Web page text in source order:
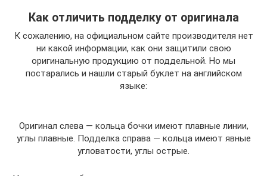
Как отличить подделку от оригинала
К сожалению, на официальном сайте производителя нет
ни какой информации, как они защитили свою
оригинальную продукцию от поддельной. Но мы
постарались и нашли старый буклет на английском
языке:
Оригинал слева — кольца бочки имеют плавные линии,
углы плавные. Подделка справа — кольца имеют явные
угловатости, углы острые.